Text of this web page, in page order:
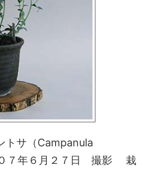
トサ（Campanula
７年６月２７日 撮影 栽